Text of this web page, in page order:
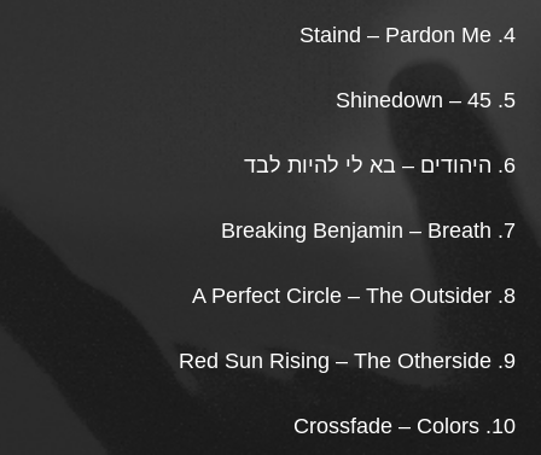
4. Staind – Pardon Me
5. Shinedown – 45
6. היהודים – בא לי להיות לבד
7. Breaking Benjamin – Breath
8. A Perfect Circle – The Outsider
9. Red Sun Rising – The Otherside
10. Crossfade – Colors